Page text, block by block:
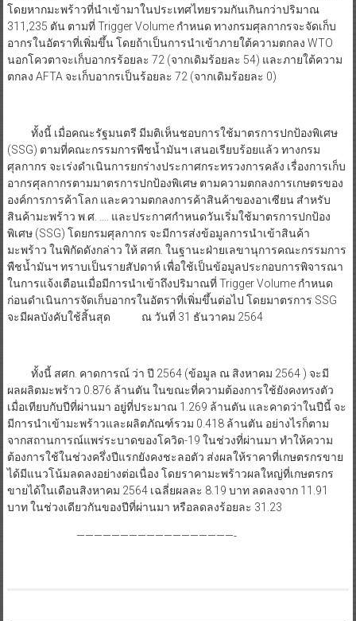
โดยหากมะพร้าวที่นำเข้ามาในประเทศไทยรวมกันเกินกว่าปริมาณ
311,235 ตัน ตามที่ Trigger Volume กำหนด ทางกรมศุลกากรจะจัดเก็บ
อากรในอัตราที่เพิ่มขึ้น โดยถ้าเป็นการนำเข้าภายใต้ความตกลง WTO
นอกโควตาจะเก็บอากรร้อยละ 72 (จากเดิมร้อยละ 54) และภายใต้ความ
ตกลง AFTA จะเก็บอากรเป็นร้อยละ 72 (จากเดิมร้อยละ 0)
ทั้งนี้ เมื่อคณะรัฐมนตรี มีมติเห็นชอบการใช้มาตรการปกป้องพิเศษ
(SSG) ตามที่คณะกรรมการพืชน้ำมันฯ เสนอเรียบร้อยแล้ว ทางกรม
ศุลกากร จะเร่งดำเนินการยกร่างประกาศกระทรวงการคลัง เรื่องการเก็บ
อากรศุลกากรตามมาตรการปกป้องพิเศษ ตามความตกลงการเกษตรของ
องค์การการค้าโลก และความตกลงการค้าสินค้าของอาเซียน สำหรับ
สินค้ามะพร้าว พ.ศ. …. และประกาศกำหนดวันเริ่มใช้มาตรการปกป้อง
พิเศษ (SSG) โดยกรมศุลกากร จะมีการส่งข้อมูลการนำเข้าสินค้า
มะพร้าว ในพิกัดดังกล่าว ให้ สศก. ในฐานะฝ่ายเลขานุการคณะกรรมการ
พืชน้ำมันฯ ทราบเป็นรายสัปดาห์ เพื่อใช้เป็นข้อมูลประกอบการพิจารณา
ในการแจ้งเตือนเมื่อมีการนำเข้าถึงปริมาณที่ Trigger Volume กำหนด
ก่อนดำเนินการจัดเก็บอากรในอัตราที่เพิ่มขึ้นต่อไป โดยมาตรการ SSG
จะมีผลบังคับใช้สิ้นสุด ณ วันที่ 31 ธันวาคม 2564
ทั้งนี้ สศก. คาดการณ์ ว่า ปี 2564 (ข้อมูล ณ สิงหาคม 2564 ) จะมี
ผลผลิตมะพร้าว 0.876 ล้านตัน ในขณะที่ความต้องการใช้ยังคงทรงตัว
เมื่อเทียบกับปีที่ผ่านมา อยู่ที่ประมาณ 1.269 ล้านตัน และคาดว่าในปีนี้ จะ
มีการนำเข้ามะพร้าวและผลิตภัณฑ์รวม 0.418 ล้านตัน อย่างไรก็ตาม
จากสถานการณ์แพร่ระบาดของโควิด-19 ในช่วงที่ผ่านมา ทำให้ความ
ต้องการใช้ในช่วงครึ่งปีแรกยังคงชะลอตัว ส่งผลให้ราคาที่เกษตรกรขาย
ได้มีแนวโน้มลดลงอย่างต่อเนื่อง โดยราคามะพร้าวผลใหญ่ที่เกษตรกร
ขายได้ในเดือนสิงหาคม 2564 เฉลี่ยผลละ 8.19 บาท ลดลงจาก 11.91
บาท ในช่วงเดียวกันของปีที่ผ่านมา หรือลดลงร้อยละ 31.23
——————————————————-